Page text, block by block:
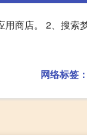
商店。 2、搜索
网络标签：